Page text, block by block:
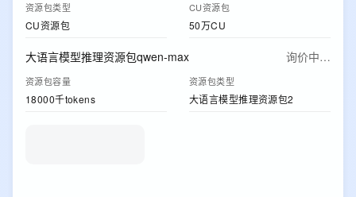
资源包类型
CU资源包
CU资源包
50万CU
大语言模型推理资源包qwen-max 询价中…
资源包容量
18000千tokens
资源包类型
大语言模型推理资源包2